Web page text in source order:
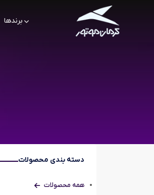
برندها
دسته بندی محصولات
همه محصولات